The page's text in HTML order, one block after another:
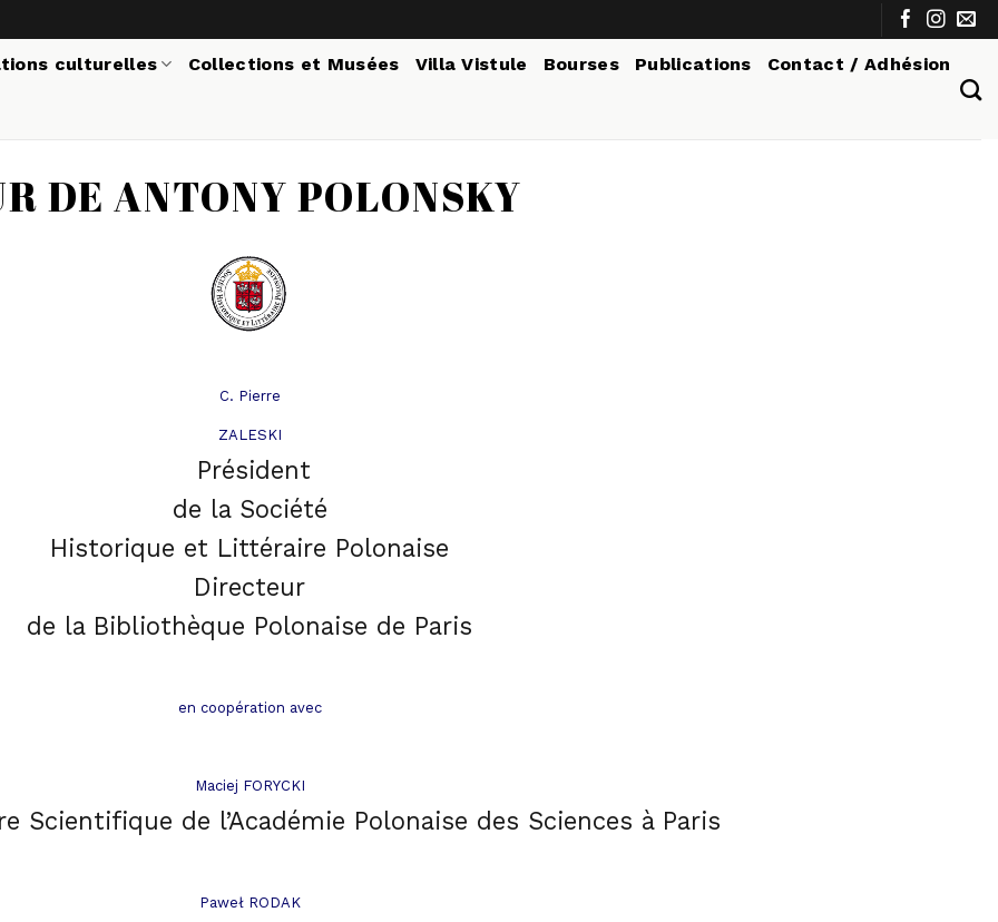
culturelles Collections et Musées Villa Vistule Bourses Publications Contact / Adhésion
DE ANTONY POLONSKY
C. Pierre
ZALESKI
Président
de la Société
Historique et Littéraire Polonaise
Directeur
de la Bibliothèque Polonaise de Paris
en coopération avec
Maciej FORYCKI
Scientifique de l’Académie Polonaise des Sciences à Paris
Paweł RODAK